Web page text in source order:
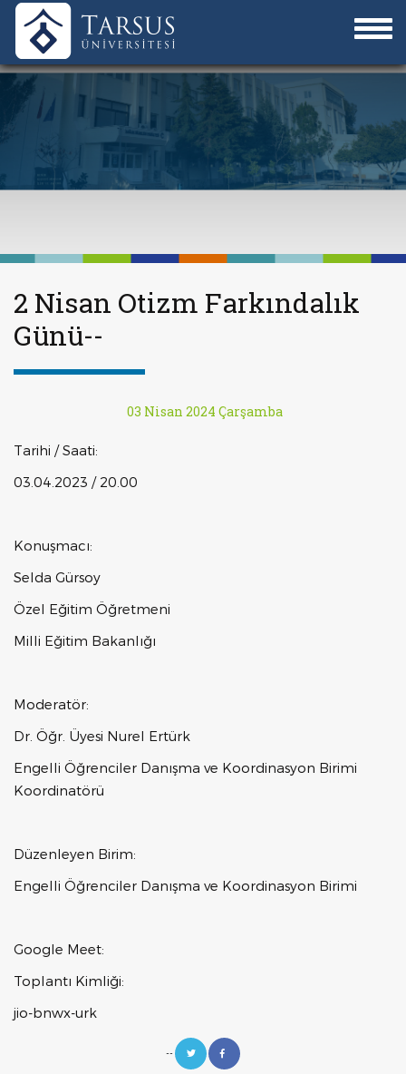
2 Nisan Otizm Farkındalık
Günü--
03 Nisan 2024 Çarşamba
Tarihi / Saati:
03.04.2023 / 20.00
Konuşmacı:
Selda Gürsoy
Özel Eğitim Öğretmeni
Milli Eğitim Bakanlığı
Moderatör:
Dr. Öğr. Üyesi Nurel Ertürk
Engelli Öğrenciler Danışma ve Koordinasyon Birimi
Koordinatörü
Düzenleyen Birim:
Engelli Öğrenciler Danışma ve Koordinasyon Birimi
Google Meet:
Toplantı Kimliği:
jio-bnwx-urk
--